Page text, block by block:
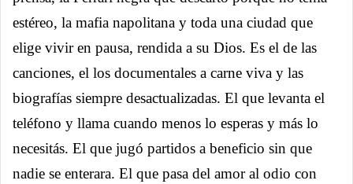
estéreo, la mafia napolitana y toda una ciudad que
elige vivir en pausa, rendida a su Dios. Es el de las
canciones, el los documentales a carne viva y las
biografías siempre desactualizadas. El que levanta el
teléfono y llama cuando menos lo esperas y más lo
necesitás. El que jugó partidos a beneficio sin que
nadie se enterara. El que pasa del amor al odio con